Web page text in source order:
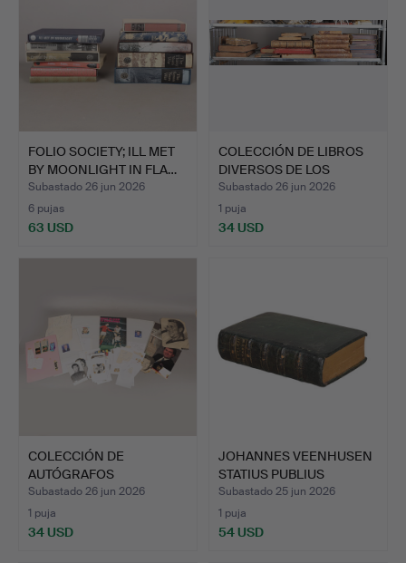
FOLIO SOCIETY; ILL MET
BY MOONLIGHT IN FLA…
Subastado 26 jun 2026
6 pujas
63 USD
COLECCIÓN DE LIBROS
DIVERSOS DE LOS
SIGLOS…
Subastado 26 jun 2026
1 puja
34 USD
COLECCIÓN DE
AUTÓGRAFOS
RELACIONADOS CON E…
Subastado 26 jun 2026
1 puja
34 USD
JOHANNES VEENHUSEN
STATIUS PUBLIUS
PAPINIU…
Subastado 25 jun 2026
1 puja
54 USD